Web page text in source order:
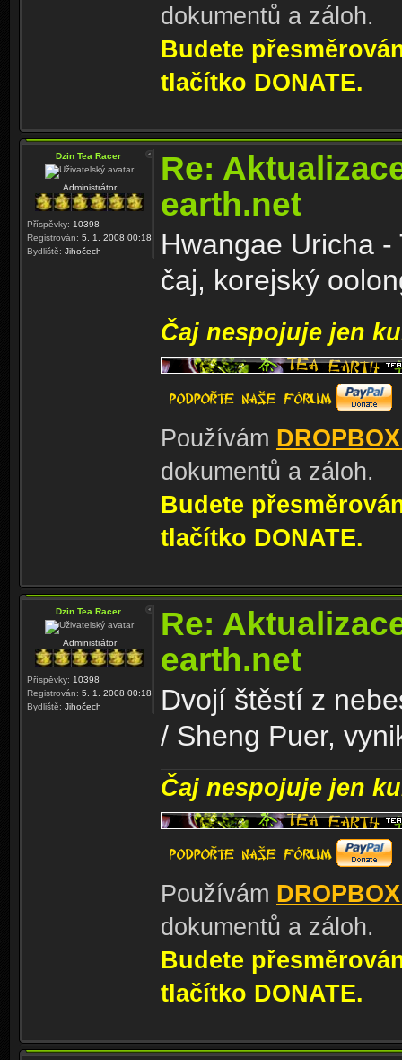
dokumentů a záloh.
Budete
tlačítko DONATE.
Dzin Tea Racer
Administrátor
Příspěvky: 10398
Registrován: 5. 1. 2008 00:18
Bydliště: Jihočech
Re:
earth.net
Hwangae Uricha
čaj, korejský
Čaj nespojuje jen
Používám
dokumentů a záloh.
Budete
tlačítko DONATE.
Dzin Tea Racer
Administrátor
Příspěvky: 10398
Registrován: 5. 1. 2008 00:18
Bydliště: Jihočech
Re:
earth.net
Dvojí štěstí z
/ Sheng Puer,
Čaj nespojuje jen
Používám
dokumentů a záloh.
Budete
tlačítko DONATE.